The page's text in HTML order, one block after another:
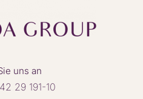
uns an
29 191-10